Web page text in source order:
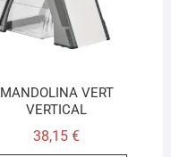
MANDOLINA VERT
VERTICAL
38,15€